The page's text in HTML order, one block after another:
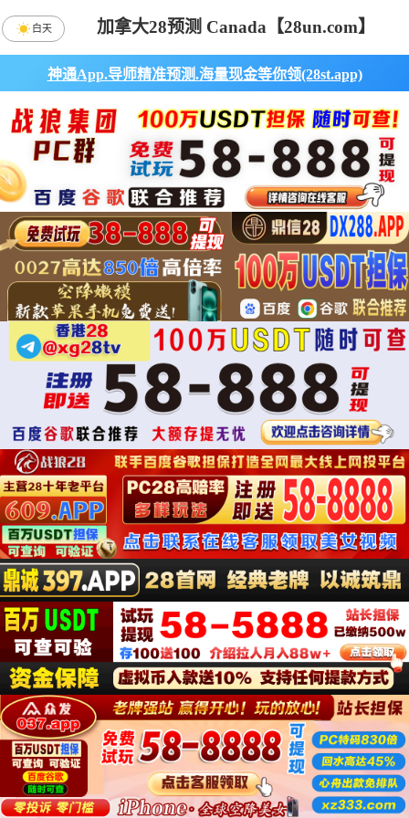
加拿大28预测 Canada【28un.com】
白天